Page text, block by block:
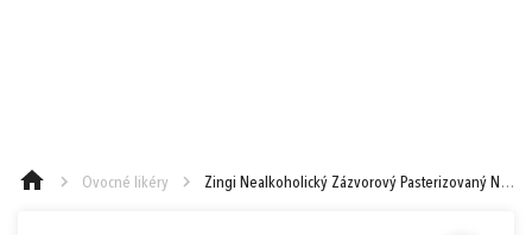
Ovocné likéry Zingi Nealkoholický Zázvorový Pasterizovaný Nápoj